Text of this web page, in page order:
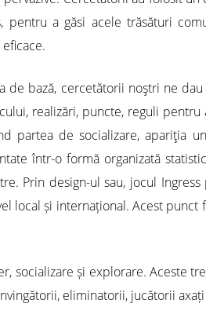
a găsi acele trăsături
bază, cercetătorii noştri ne
realizări, puncte, reguli
de socializare, apariţia
într-o formă organizată
Prin design-ul sau, jocul
și internațional. Acest punct
socializare și explorare. Aceste
eliminatorii, jucătorii